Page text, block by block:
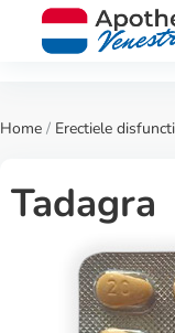
Home / Erectiele
Tadagra